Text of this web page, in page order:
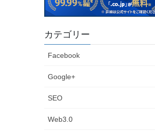
カテゴリー
Facebook
Google+
SEO
Web3.0